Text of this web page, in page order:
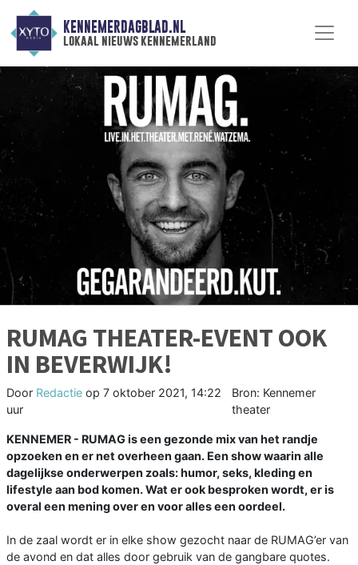
KENNEMERDAGBLAD.NL
lokaal nieuws kennemerland
RUMAG THEATER-EVENT OOK
IN BEVERWIJK!
Door Redactie op 7 oktober 2021, 14:22
uur
Bron: Kennemer
theater
KENNEMER - RUMAG is een gezonde mix van het randje
opzoeken en er net overheen gaan. Een show waarin alle
dagelijkse onderwerpen zoals: humor, seks, kleding en
lifestyle aan bod komen. Wat er ook besproken wordt, er is
overal een mening over en voor alles een oordeel.
In de zaal wordt er in elke show gezocht naar de RUMAG’er van
de avond en dat alles door gebruik van de gangbare quotes.